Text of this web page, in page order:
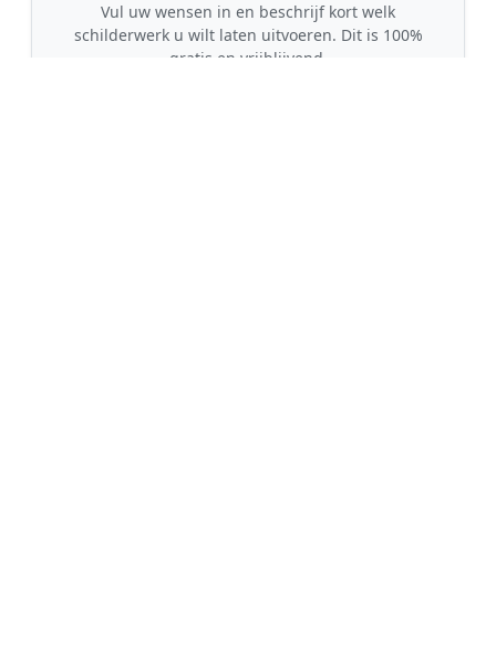
Vul uw wensen in en beschrijf kort welk
schilderwerk u wilt laten uitvoeren. Dit is 100%
gratis en vrijblijvend.